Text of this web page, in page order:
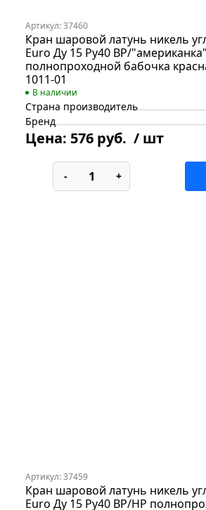
Артикул: 37460
Кран шаровой латунь никель
Euro Ду 15 Ру40 ВР/"американка"
полнопроходной бабочка
1011-01
В наличии
Страна производитель
Бренд
Цена: 576 руб. / шт
- +
Артикул: 37459
Кран шаровой латунь никель
Euro Ду 15 Ру40 ВР/НР